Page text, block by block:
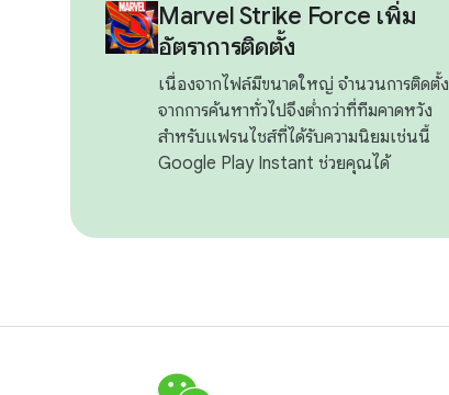
Marvel Strike Force เพิ่ม
อัตราการติดตั้ง
เนื่องจากไฟล์มีขนาดใหญ่ จำนวนการติดตั้ง
จากการค้นหาทั่วไปจึงต่ำกว่าที่ทีมคาดหวัง
สำหรับแฟรนไชส์ที่ได้รับความนิยมเช่นนี้
Google Play Instant ช่วยคุณได้